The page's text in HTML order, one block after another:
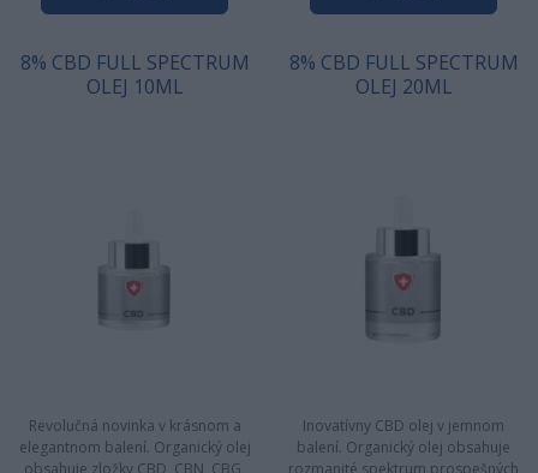
8% CBD FULL SPECTRUM
OLEJ 10ML
Revolučná novinka v krásnom a
elegantnom balení. Organický olej
obsahuje zložky CBD, CBN, CBG,
8% CBD FULL SPECTRUM
OLEJ 20ML
Inovatívny CBD olej v jemnom
balení. Organický olej obsahuje
rozmanité spektrum prospešných